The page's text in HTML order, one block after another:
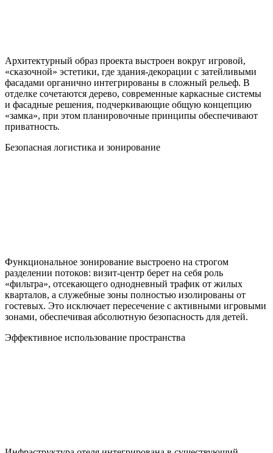
Архитектурный образ проекта выстроен вокруг игровой,
«сказочной» эстетики, где здания-декорации с затейливыми
фасадами органично интегрированы в сложный рельеф. В
отделке сочетаются дерево, современные каркасные системы
и фасадные решения, подчеркивающие общую концепцию
«замка», при этом планировочные принципы обеспечивают
приватность.
Безопасная логистика и зонирование
Функциональное зонирование выстроено на строгом
разделении потоков: визит-центр берет на себя роль
«фильтра», отсекающего однодневный трафик от жилых
кварталов, а служебные зоны полностью изолированы от
гостевых. Это исключает пересечение с активными игровыми
зонами, обеспечивая абсолютную безопасность для детей.
Эффективное использование пространства